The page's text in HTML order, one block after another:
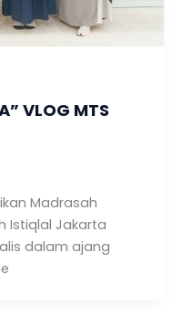
VLOG MTS
Madrasah
Istiqlal Jakarta
dalam ajang